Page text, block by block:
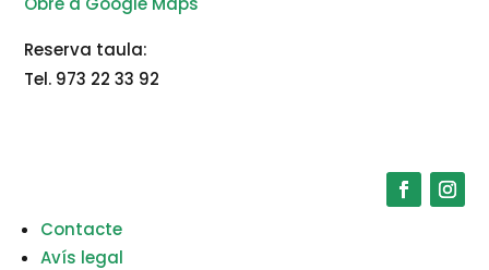
Reserva taula:
Tel. 973 22 33 92
Contacte
Avís legal